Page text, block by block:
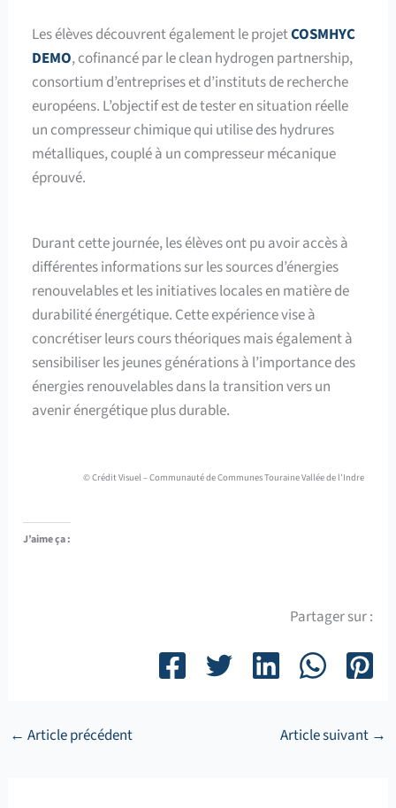
Les élèves découvrent également le projetCOSMHYC
DEMO, cofinancé par le clean hydrogen partnership,
consortium d’entreprises et d’instituts de recherche
européens. L’objectif est de tester en situation réelle
un compresseur chimique qui utilise des hydrures
métalliques, couplé à un compresseur mécanique
éprouvé.
Durant cette journée, les élèves ont pu avoir accès à
différentes informations sur les sources d’énergies
renouvelables et les initiatives locales en matière de
durabilité énergétique. Cette expérience vise à
concrétiser leurs cours théoriques mais également à
sensibiliser les jeunes générations à l’importance des
énergies renouvelables dans la transition vers un
avenir énergétique plus durable.
© Crédit Visuel – Communauté de Communes Touraine Vallée de l’Indre
J’aime ça :
Partager sur :
← Article précédent Article suivant →